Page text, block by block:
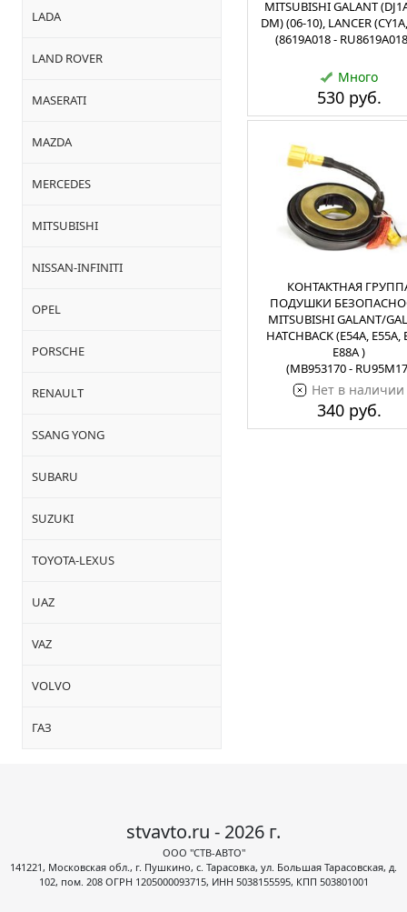
LADA
LAND ROVER
MASERATI
MAZDA
MERCEDES
MITSUBISHI
NISSAN-INFINITI
OPEL
PORSCHE
RENAULT
SSANG YONG
SUBARU
SUZUKI
TOYOTA-LEXUS
UAZ
VAZ
VOLVO
ГАЗ
MITSUBISHI GALANT
DM) (06-10), LANCER
(8619A018 -
Много
530 руб.
КОНТАКТНАЯ
ПОДУШКИ
MITSUBISHI GALANT/
HATCHBACK (E54A, E55A,
E88A )
(MB953170 -
Нет в наличии
340 руб.
stvavto.ru - 2026 г.
ООО "СТВ-АВТО"
141221, Московская обл., г. Пушкино, с. Тарасовка, ул. Большая Тарасовская, д.
102, пом. 208 ОГРН 1205000093715, ИНН 5038155595, КПП 503801001